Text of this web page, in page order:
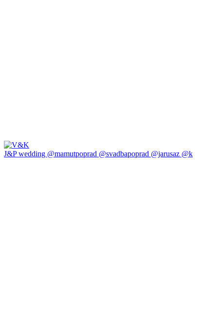
J&P wedding @mamutpoprad @svadbapoprad @jarusaz @k